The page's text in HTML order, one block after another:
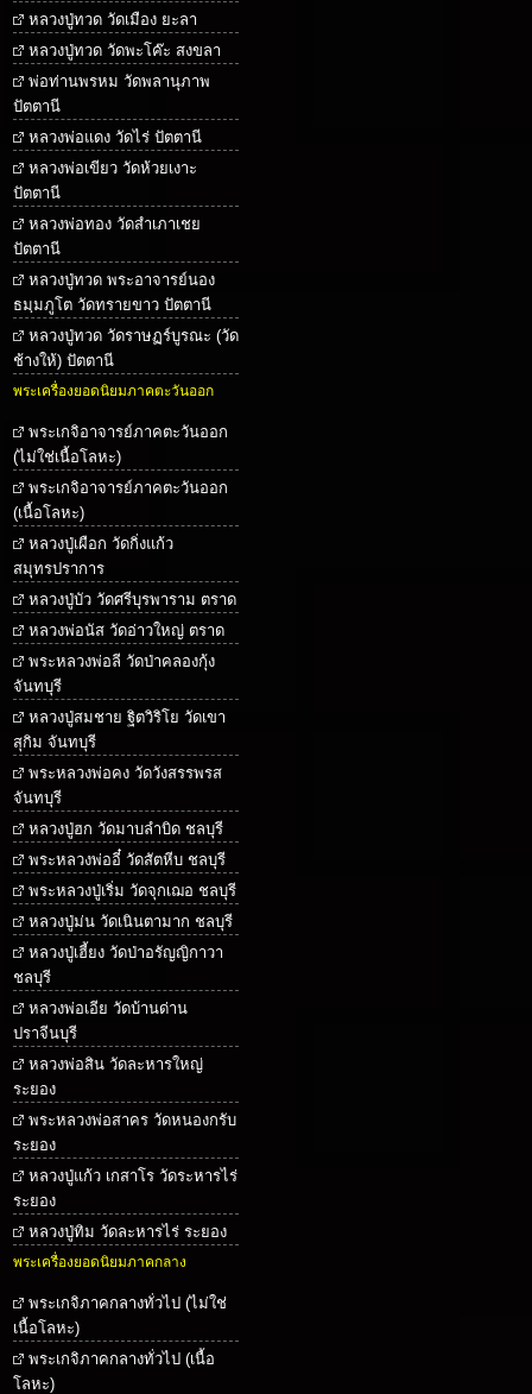
หลวงปู่ทวด วัดเมือง ยะลา
หลวงปู่ทวด วัดพะโค๊ะ สงขลา
พ่อท่านพรหม วัดพลานุภาพ
ปัตตานี
หลวงพ่อแดง วัดไร่ ปัตตานี
หลวงพ่อเขียว วัดห้วยเงาะ
ปัตตานี
หลวงพ่อทอง วัดสำเภาเชย
ปัตตานี
หลวงปู่ทวด พระอาจารย์นอง
ธมฺมภูโต วัดทรายขาว ปัตตานี
หลวงปู่ทวด วัดราษฏร์บูรณะ (วัด
ช้างให้) ปัตตานี
พระเครื่องยอดนิยมภาคตะวันออก
พระเกจิอาจารย์ภาคตะวันออก
(ไม่ใช่เนื้อโลหะ)
พระเกจิอาจารย์ภาคตะวันออก
(เนื้อโลหะ)
หลวงปู่เผือก วัดกิ่งแก้ว
สมุทรปราการ
หลวงปู่บัว วัดศรีบุรพาราม ตราด
หลวงพ่อนัส วัดอ่าวใหญ่ ตราด
พระหลวงพ่อลี วัดป่าคลองกุ้ง
จันทบุรี
หลวงปู่สมชาย ฐิตวิริโย วัดเขา
สุกิม จันทบุรี
พระหลวงพ่อคง วัดวังสรรพรส
จันทบุรี
หลวงปู่ฮก วัดมาบลำบิด ชลบุรี
พระหลวงพ่ออี๋ วัดสัตหีบ ชลบุรี
พระหลวงปู่เริ่ม วัดจุกเฌอ ชลบุรี
หลวงปู่ม่น วัดเนินตามาก ชลบุรี
หลวงปู่เฮี้ยง วัดป่าอรัญญิกาวา
ชลบุรี
หลวงพ่อเอีย วัดบ้านด่าน
ปราจีนบุรี
หลวงพ่อสิน วัดละหารใหญ่
ระยอง
พระหลวงพ่อสาคร วัดหนองกรับ
ระยอง
หลวงปู่แก้ว เกสาโร วัดระหารไร่
ระยอง
หลวงปู่ทิม วัดละหารไร่ ระยอง
พระเครื่องยอดนิยมภาคกลาง
พระเกจิภาคกลางทั่วไป (ไม่ใช่
เนื้อโลหะ)
พระเกจิภาคกลางทั่วไป (เนื้อ
โลหะ)